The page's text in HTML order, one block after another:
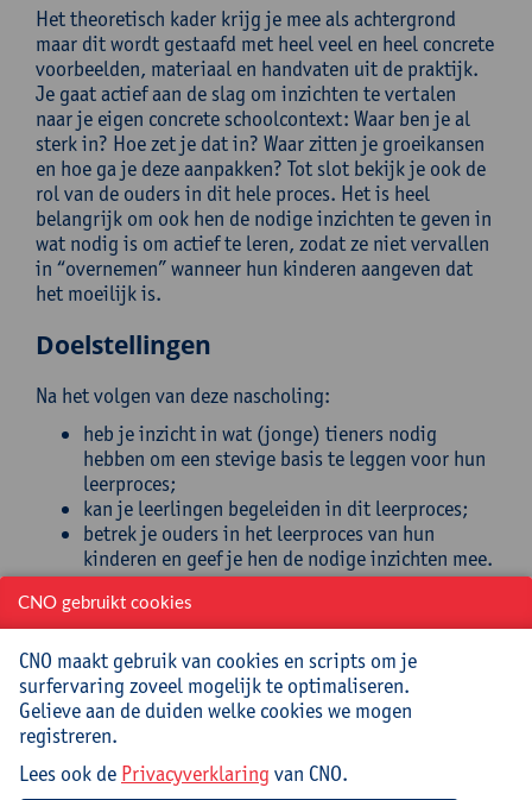
Het theoretisch kader krijg je mee als achtergrond
maar dit wordt gestaafd met heel veel en heel concrete
voorbeelden, materiaal en handvaten uit de praktijk.
Je gaat actief aan de slag om inzichten te vertalen
naar je eigen concrete schoolcontext: Waar ben je al
sterk in? Hoe zet je dat in? Waar zitten je groeikansen
en hoe ga je deze aanpakken? Tot slot bekijk je ook de
rol van de ouders in dit hele proces. Het is heel
belangrijk om ook hen de nodige inzichten te geven in
wat nodig is om actief te leren, zodat ze niet vervallen
in “overnemen” wanneer hun kinderen aangeven dat
het moeilijk is.
Doelstellingen
Na het volgen van deze nascholing:
heb je inzicht in wat (jonge) tieners nodig
hebben om een stevige basis te leggen voor hun
leerproces;
kan je leerlingen begeleiden in dit leerproces;
betrek je ouders in het leerproces van hun
kinderen en geef je hen de nodige inzichten mee.
Doelgroep
Leerkrachten, (zorg)coördinatoren,
leerlingenbegeleiders, ondersteuners uit de 3de graad
basisonderwijs en 1ste graad secundair onderwijs.
Begeleiding
CNO gebruikt cookies
CNO maakt gebruik van cookies en scripts om je
surfervaring zoveel mogelijk te optimaliseren.
Gelieve aan de duiden welke cookies we mogen
registreren.
Lees ook de Privacyverklaring van CNO.